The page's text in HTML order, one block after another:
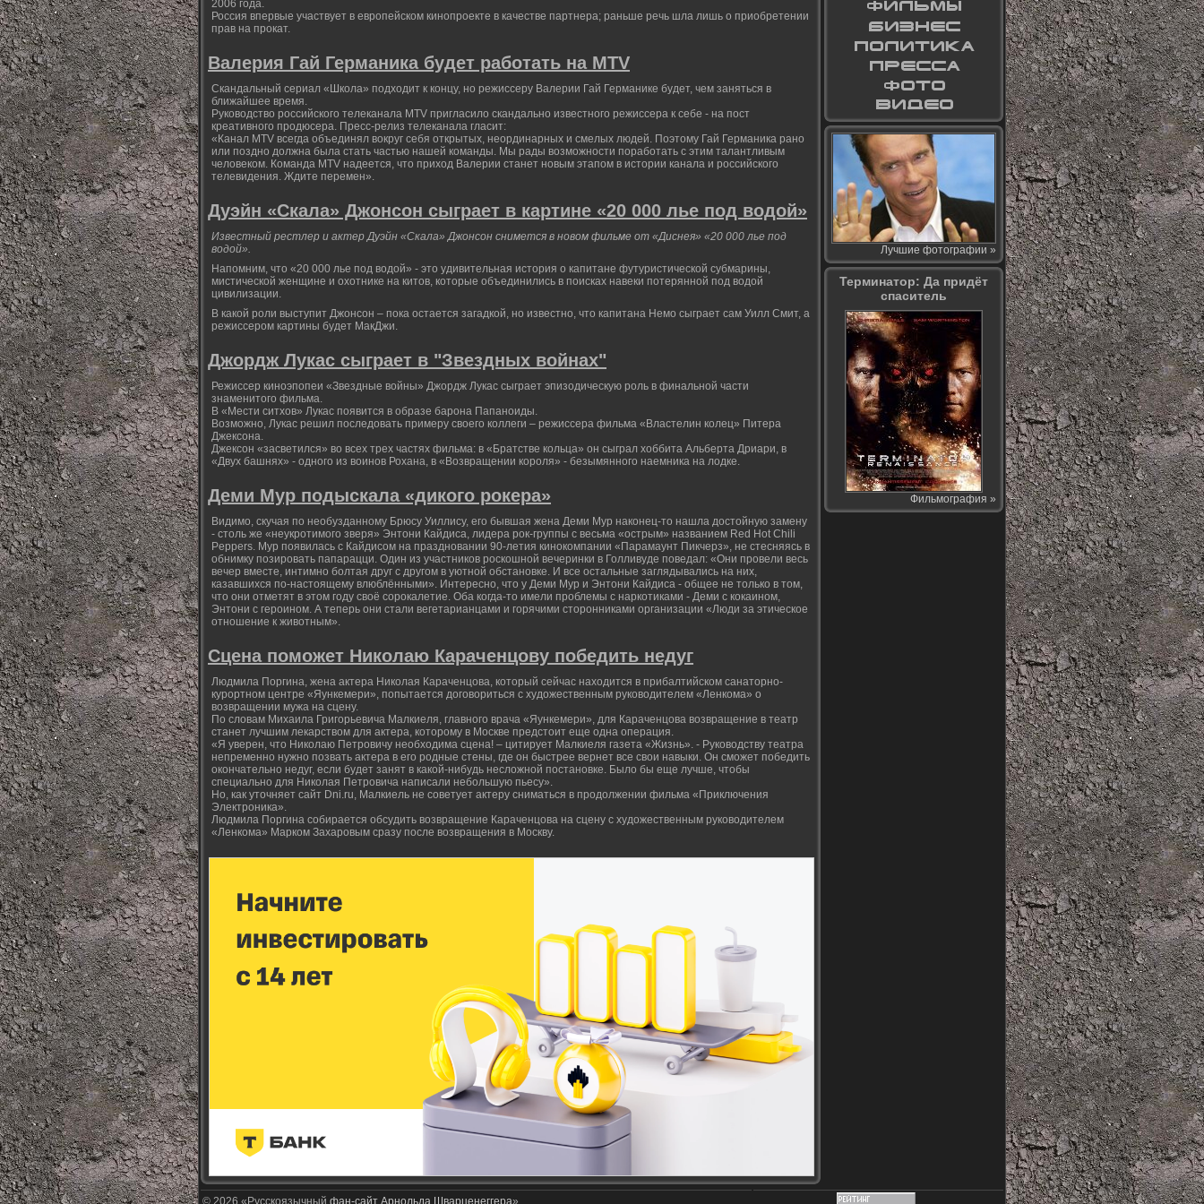
2006 года.
Россия впервые участвует в европейском кинопроекте в качестве партнера; раньше речь шла лишь о приобретении
прав на прокат.
Валерия Гай Германика будет работать на MTV
Скандальный сериал «Школа» подходит к концу, но режиссеру Валерии Гай Германике будет, чем заняться в
ближайшее время.
Руководство российского телеканала MTV пригласило скандально известного режиссера к себе - на пост
креативного продюсера. Пресс-релиз телеканала гласит:
«Канал MTV всегда объединял вокруг себя открытых, неординарных и смелых людей. Поэтому Гай Германика рано
или поздно должна была стать частью нашей команды. Мы рады возможности поработать с этим талантливым
человеком. Команда MTV надеется, что приход Валерии станет новым этапом в истории канала и российского
телевидения. Ждите перемен».
Дуэйн «Скала» Джонсон сыграет в картине «20 000 лье под водой»
Известный рестлер и актер Дуэйн «Скала» Джонсон снимется в новом фильме от «Диснея» «20 000 лье под
водой».
Напомним, что «20 000 лье под водой» - это удивительная история о капитане футуристической субмарины,
мистической женщине и охотнике на китов, которые объединились в поисках навеки потерянной под водой
цивилизации.
В какой роли выступит Джонсон – пока остается загадкой, но известно, что капитана Немо сыграет сам Уилл Смит, а
режиссером картины будет МакДжи.
Джордж Лукас сыграет в "Звездных войнах"
Режиссер киноэпопеи «Звездные войны» Джордж Лукас сыграет эпизодическую роль в финальной части
знаменитого фильма.
В «Мести ситхов» Лукас появится в образе барона Папаноиды.
Возможно, Лукас решил последовать примеру своего коллеги – режиссера фильма «Властелин колец» Питера
Джексона.
Джексон «засветился» во всех трех частях фильма: в «Братстве кольца» он сыграл хоббита Альберта Дриари, в
«Двух башнях» - одного из воинов Рохана, в «Возвращении короля» - безымянного наемника на лодке.
Деми Мур подыскала «дикого рокера»
Видимо, скучая по необузданному Брюсу Уиллису, его бывшая жена Деми Мур наконец-то нашла достойную замену
- столь же «неукротимого зверя» Энтони Кайдиса, лидера рок-группы с весьма «острым» названием Red Hot Chili
Peppers. Мур появилась с Кайдисом на праздновании 90-летия кинокомпании «Парамаунт Пикчерз», не стесняясь в
обнимку позировать папарацци. Один из участников роскошной вечеринки в Голливуде поведал: «Они провели весь
вечер вместе, интимно болтая друг с другом в уютной обстановке. И все остальные заглядывались на них,
казавшихся по-настоящему влюблёнными». Интересно, что у Деми Мур и Энтони Кайдиса - общее не только в том,
что они отметят в этом году своё сорокалетие. Оба когда-то имели проблемы с наркотиками - Деми с кокаином,
Энтони с героином. А теперь они стали вегетарианцами и горячими сторонниками организации «Люди за этическое
отношение к животным».
Сцена поможет Николаю Караченцову победить недуг
Людмила Поргина, жена актера Николая Караченцова, который сейчас находится в прибалтийском санаторно-
курортном центре «Яункемери», попытается договориться с художественным руководителем «Ленкома» о
возвращении мужа на сцену.
По словам Михаила Григорьевича Малкиеля, главного врача «Яункемери», для Караченцова возвращение в театр
станет лучшим лекарством для актера, которому в Москве предстоит еще одна операция.
«Я уверен, что Николаю Петровичу необходима сцена! – цитирует Малкиеля газета «Жизнь». - Руководству театра
непременно нужно позвать актера в его родные стены, где он быстрее вернет все свои навыки. Он сможет победить
окончательно недуг, если будет занят в какой-нибудь несложной постановке. Было бы еще лучше, чтобы
специально для Николая Петровича написали небольшую пьесу».
Но, как уточняет сайт Dni.ru, Малкиель не советует актеру сниматься в продолжении фильма «Приключения
Электроника».
Людмила Поргина собирается обсудить возвращение Караченцова на сцену с художественным руководителем
«Ленкома» Марком Захаровым сразу после возвращения в Москву.
Лучшие фотографии »
Терминатор: Да придёт
спаситель
Фильмография »
© 2026 «Русскоязычный фан-сайт Арнольда Шварценеггера»